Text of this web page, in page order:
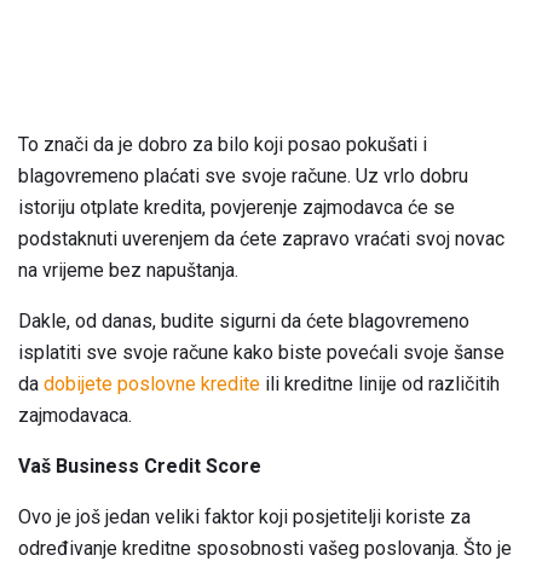
To znači da je dobro za bilo koji posao pokušati i
blagovremeno plaćati sve svoje račune. Uz vrlo dobru
istoriju otplate kredita, povjerenje zajmodavca će se
podstaknuti uverenjem da ćete zapravo vraćati svoj novac
na vrijeme bez napuštanja.
Dakle, od danas, budite sigurni da ćete blagovremeno
isplatiti sve svoje račune kako biste povećali svoje šanse
da dobijete poslovne kredite ili kreditne linije od različitih
zajmodavaca.
Vaš Business Credit Score
Ovo je još jedan veliki faktor koji posjetitelji koriste za
određivanje kreditne sposobnosti vašeg poslovanja. Što je